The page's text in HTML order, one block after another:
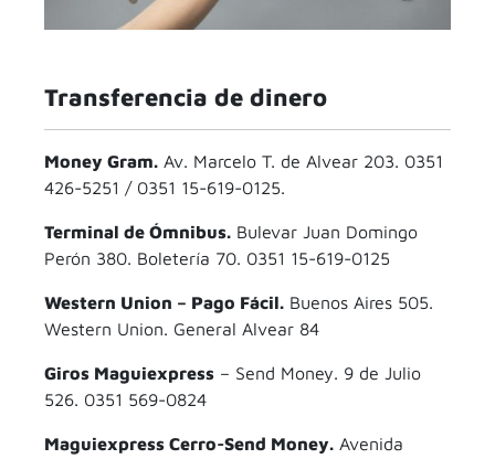
Transferencia de dinero
Money Gram. Av. Marcelo T. de Alvear 203. 0351
426-5251 / 0351 15-619-0125.
Terminal de Ómnibus. Bulevar Juan Domingo
Perón 380. Boletería 70. 0351 15-619-0125
Western Union – Pago Fácil. Buenos Aires 505.
Western Union. General Alvear 84
Giros Maguiexpress – Send Money. 9 de Julio
526. 0351 569-0824
Maguiexpress Cerro-Send Money. Avenida